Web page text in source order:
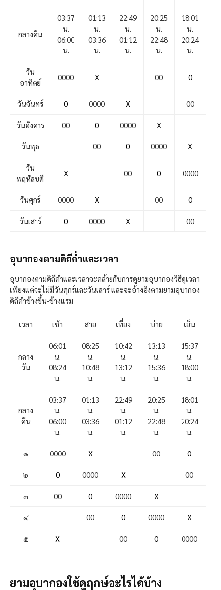
กลางคืน
03:37
น.
06:00
น.
01:13
น.
03:36
น.
22:49
น.
01:12
น.
20:25
น.
22:48
น.
18:01
น.
20:24
น.
วัน
อาทิตย์
0000 X 00 0
วันจันทร์ 0 0000 X 00
วันอังคาร 00 0 0000 X
วันพุธ 00 0 0000 X
วัน
พฤหัสบดี
X 00 0 0000
วันศุกร์ 0000 X 00 0
วันเสาร์ 0 0000 X 00
อุบากองตามดิถีค่ำและเวลา
อุบากองตามดิถีค่ำและเวลาจะคล้ายกับการดูยามอุบากองวิธีดูเวลา
เพียงแต่จะไม่มีวันศุกร์และวันเสาร์ และจะอ้างอิงตามยามอุบากอง
ดิถีค่ำข้างขึ้น-ข้างแรม
เวลา เช้า สาย เที่ยง บ่าย เย็น
กลาง
วัน
06:01
น.
08:24
น.
08:25
น.
10:48
น.
10:42
น.
13:12
น.
13:13
น.
15:36
น.
15:37
น.
18:00
น.
กลาง
คืน
03:37
น.
06:00
น.
01:13
น.
03:36
น.
22:49
น.
01:12
น.
20:25
น.
22:48
น.
18:01
น.
20:24
น.
๑ 0000 X 00 0
๒ 0 0000 X 00
๓ 00 0 0000 X
๔ 00 0 0000 X
๕ X 00 0 0000
ยามอุบากองใช้ดูฤกษ์อะไรได้บ้าง